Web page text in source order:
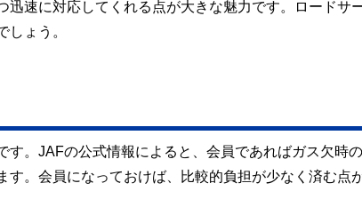
速に対応してくれる点が大きな魅力です。ロードサ
しょう。
。JAFの公式情報によると、会員であればガス欠時
。会員になっておけば、比較的負担が少なく済む点